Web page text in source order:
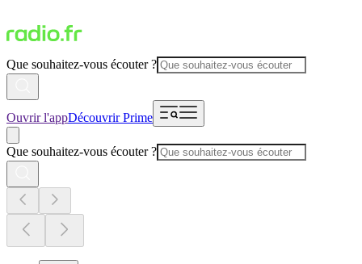
Que souhaitez-vous écouter ?
Ouvrir l'appDécouvrir Prime
Que souhaitez-vous écouter ?